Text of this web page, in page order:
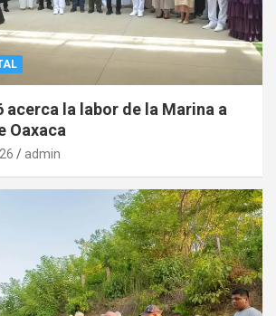
acerca la labor de la Marina a
Oaxaca
admin